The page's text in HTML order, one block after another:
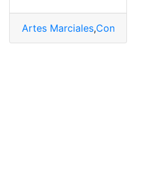
Artes Marciales,Concentración